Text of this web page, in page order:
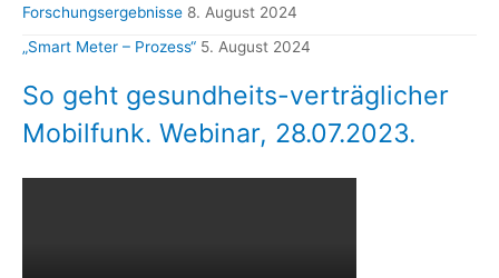
Forschungsergebnisse 8. August 2024
„Smart Meter – Prozess“ 5. August 2024
So geht gesundheits-verträglicher
Mobilfunk. Webinar, 28.07.2023.